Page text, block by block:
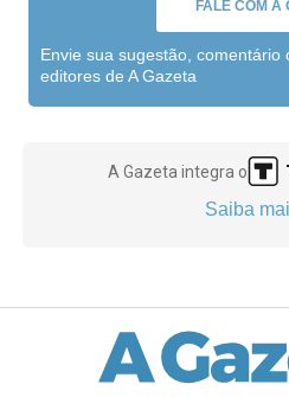
FALE COM A
Envie sua sugestão,
editores de A Gazeta
A Gazeta integra o
Saiba